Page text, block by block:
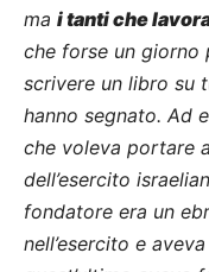
ma i tanti che
che forse un
scrivere un libro su
hanno segnato. Ad
che voleva portare
dell’esercito
fondatore era un
nell’esercito e